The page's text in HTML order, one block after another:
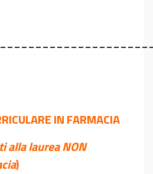
IN FARMACIA
alla laurea NON
)